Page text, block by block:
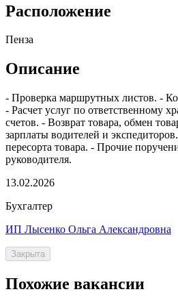
Расположение
Пенза
Описание
- Проверка маршрутных листов. -
- Расчет услуг по ответственному
счетов. - Возврат товара, обмен
зарплаты водителей и
пересорта товара. - Прочие
руководителя.
13.02.2026
Бухгалтер
ИП Лысенко Ольга Александровна
Закрыта
Похожие вакансии